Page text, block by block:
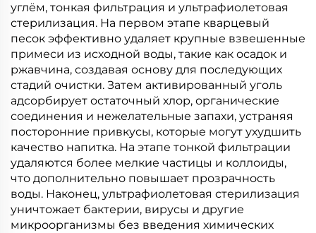
углём, тонкая фильтрация и ультрафиолетовая
стерилизация. На первом этапе кварцевый
песок эффективно удаляет крупные взвешенные
примеси из исходной воды, такие как осадок и
ржавчина, создавая основу для последующих
стадий очистки. Затем активированный уголь
адсорбирует остаточный хлор, органические
соединения и нежелательные запахи, устраняя
посторонние привкусы, которые могут ухудшить
качество напитка. На этапе тонкой фильтрации
удаляются более мелкие частицы и коллоиды,
что дополнительно повышает прозрачность
воды. Наконец, ультрафиолетовая стерилизация
уничтожает бактерии, вирусы и другие
микроорганизмы без введения химических